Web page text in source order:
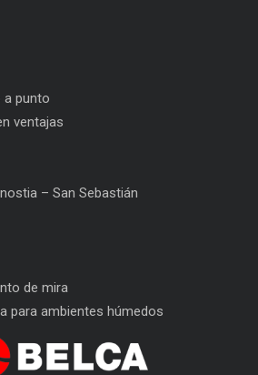
a punto
ventajas
– San Sebastián
de mira
para ambientes húmedos